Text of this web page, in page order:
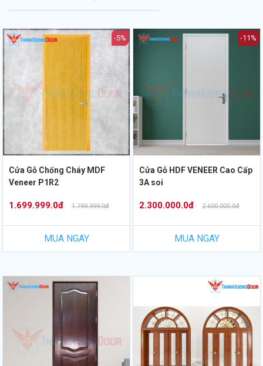
-5%
Cửa Gỗ Chống Cháy MDF
Veneer P1R2
1.699.999.0đ 1.799.999.0đ
MUA NGAY
-11%
Cửa Gỗ HDF VENEER Cao Cấp
3A soi
2.300.000.0đ 2.600.000.0đ
MUA NGAY